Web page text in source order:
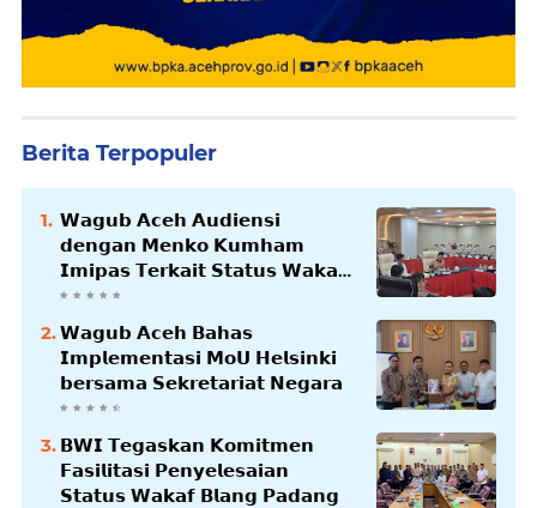
Berita Terpopuler
𝗪𝗮𝗴𝘂𝗯 𝗔𝗰𝗲𝗵 𝗔𝘂𝗱𝗶𝗲𝗻𝘀𝗶
𝗱𝗲𝗻𝗴𝗮𝗻 𝗠𝗲𝗻𝗸𝗼 𝗞𝘂𝗺𝗵𝗮𝗺
𝗜𝗺𝗶𝗽𝗮𝘀 𝗧𝗲𝗿𝗸𝗮𝗶𝘁 𝗦𝘁𝗮𝘁𝘂𝘀 𝗪𝗮𝗸𝗮𝗳
𝗕𝗹𝗮𝗻𝗴𝗽𝗮𝗱𝗮𝗻𝗴
𝗪𝗮𝗴𝘂𝗯 𝗔𝗰𝗲𝗵 𝗕𝗮𝗵𝗮𝘀
𝗜𝗺𝗽𝗹𝗲𝗺𝗲𝗻𝘁𝗮𝘀𝗶 𝗠𝗼𝗨 𝗛𝗲𝗹𝘀𝗶𝗻𝗸𝗶
𝗯𝗲𝗿𝘀𝗮𝗺𝗮 𝗦𝗲𝗸𝗿𝗲𝘁𝗮𝗿𝗶𝗮𝘁 𝗡𝗲𝗴𝗮𝗿𝗮
𝗕𝗪𝗜 𝗧𝗲𝗴𝗮𝘀𝗸𝗮𝗻 𝗞𝗼𝗺𝗶𝘁𝗺𝗲𝗻
𝗙𝗮𝘀𝗶𝗹𝗶𝘁𝗮𝘀𝗶 𝗣𝗲𝗻𝘆𝗲𝗹𝗲𝘀𝗮𝗶𝗮𝗻
𝗦𝘁𝗮𝘁𝘂𝘀 𝗪𝗮𝗸𝗮𝗳 𝗕𝗹𝗮𝗻𝗴 𝗣𝗮𝗱𝗮𝗻𝗴